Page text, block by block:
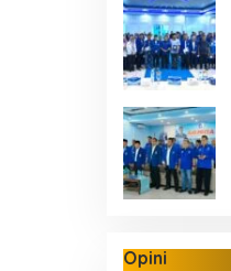
Opini